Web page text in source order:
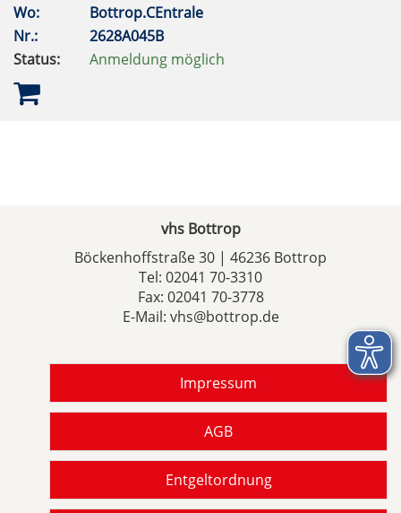
Wo:
Bottrop.CEntrale
Nr.:
2628A045B
Status:
Anmeldung möglich
vhs Bottrop
Böckenhoffstraße 30 | 46236 Bottrop
Tel: 02041 70-3310
Fax: 02041 70-3778
E-Mail: vhs@bottrop.de
Impressum
AGB
Entgeltordnung